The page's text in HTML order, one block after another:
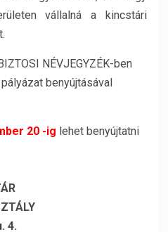
vállalná a kincstári
NÉVJEGYZÉK-ben
benyújtásával
20 -ig lehet benyújtatni
4.